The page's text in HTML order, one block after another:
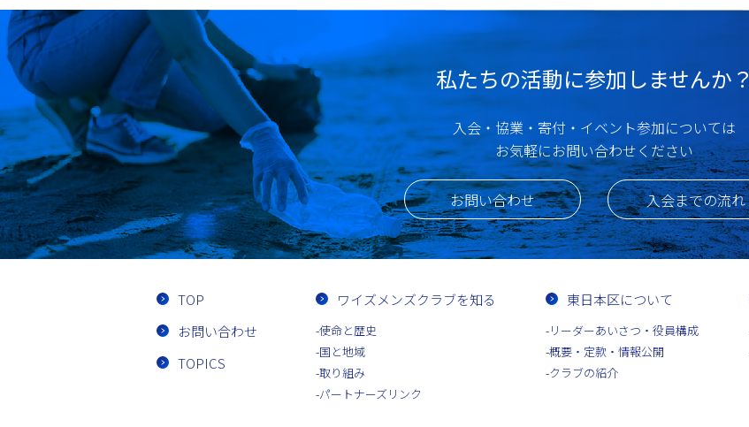
私たちの活動に参加しませんか？
入会・協業・寄付・イベント参加については
お気軽にお問い合わせください
お問い合わせ 入会までの流れ
TOP
お問い合わせ
TOPICS
ワイズメンズクラブを知る
使命と歴史
国と地域
取り組み
パートナーズリンク
東日本区について
リーダーあいさつ・役員構成
概要・定款・情報公開
クラブの紹介